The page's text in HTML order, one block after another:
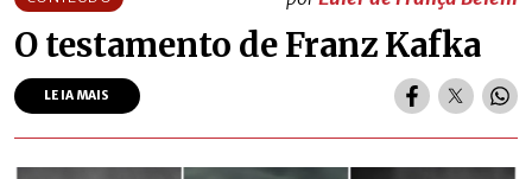
O testamento de Franz Kafka
LEIA MAIS